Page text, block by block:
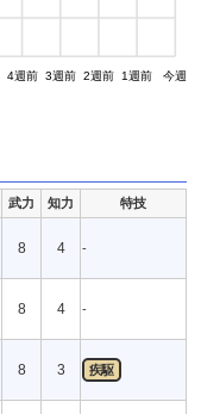
4週前 3週前 2週前 1週前 今週
武力 知力 特技
8 4 -
8 4 -
8 3 疾駆